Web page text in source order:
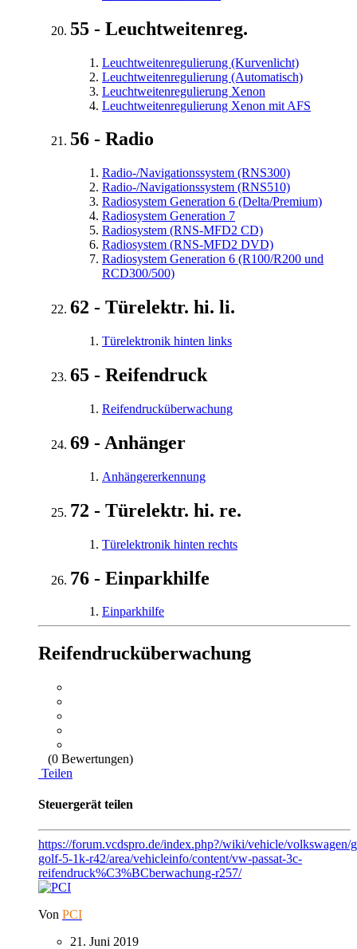
55 - Leuchtweitenreg.
Leuchtweitenregulierung (Kurvenlicht)
Leuchtweitenregulierung (Automatisch)
Leuchtweitenregulierung Xenon
Leuchtweitenregulierung Xenon mit AFS
56 - Radio
Radio-/Navigationssystem (RNS300)
Radio-/Navigationssystem (RNS510)
Radiosystem Generation 6 (Delta/Premium)
Radiosystem Generation 7
Radiosystem (RNS-MFD2 CD)
Radiosystem (RNS-MFD2 DVD)
Radiosystem Generation 6 (R100/R200 und
RCD300/500)
62 - Türelektr. hi. li.
Türelektronik hinten links
65 - Reifendruck
Reifendrucküberwachung
69 - Anhänger
Anhängererkennung
72 - Türelektr. hi. re.
Türelektronik hinten rechts
76 - Einparkhilfe
Einparkhilfe
Reifendrucküberwachung
(0 Bewertungen)
Teilen
Steuergerät teilen
https://forum.vcdspro.de/index.php?/wiki/vehicle/volkswagen/
golf-5-1k-r42/area/vehicleinfo/content/vw-passat-3c-
reifendruck%C3%BCberwachung-r257/
Von PCI
21. Juni 2019